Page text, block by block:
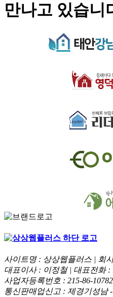
만나고 있습니
사이트명 : 상상웹플러스 | 회
대표이사 : 이정철 | 대표전화 :
사업자등록번호 : 215-86-
통신판매업신고 : 제경기성남